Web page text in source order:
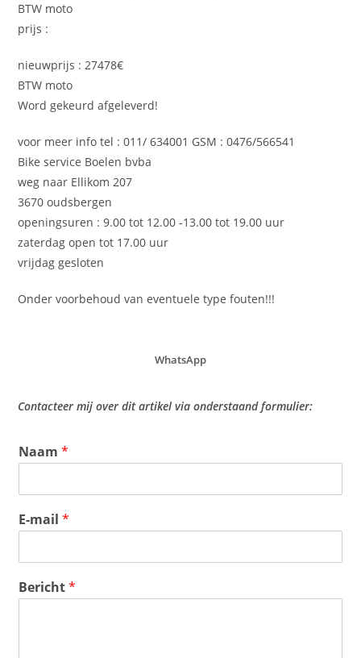
BTW moto
prijs :
nieuwprijs : 27478€
BTW moto
Word gekeurd afgeleverd!
voor meer info tel : 011/ 634001 GSM : 0476/566541
Bike service Boelen bvba
weg naar Ellikom 207
3670 oudsbergen
openingsuren : 9.00 tot 12.00 -13.00 tot 19.00 uur
zaterdag open tot 17.00 uur
vrijdag gesloten
Onder voorbehoud van eventuele type fouten!!!
WhatsApp
Contacteer mij over dit artikel via onderstaand formulier:
Naam*
E-mail*
Bericht*